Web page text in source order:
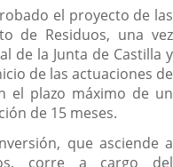
el proyecto de las
de Residuos, una vez
de la Junta de Castilla y
de las actuaciones de
el plazo máximo de un
de 15 meses.
que asciende a
corre a cargo del